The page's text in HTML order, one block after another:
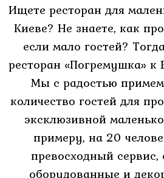
Украинское
меню
Европейское
меню
Мангал
меню
Ищете ресторан для
Киеве? Не знаете, как
если мало гостей?
ресторан «Погремушка»
Мы с радостью
количество гостей для
эксклюзивной
примеру, на 20
превосходный сервис,
оборудованные и